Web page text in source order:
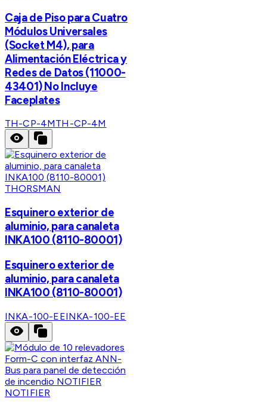
Caja de Piso para Cuatro
Módulos Universales
(Socket M4), para
Alimentación Eléctrica y
Redes de Datos (11000-
43401) No Incluye
Faceplates
TH-CP-4MTH-CP-4M
THORSMAN
Esquinero exterior de
aluminio, para canaleta
INKA100 (8110-80001)
Esquinero exterior de
aluminio, para canaleta
INKA100 (8110-80001)
INKA-100-EEINKA-100-EE
NOTIFIER